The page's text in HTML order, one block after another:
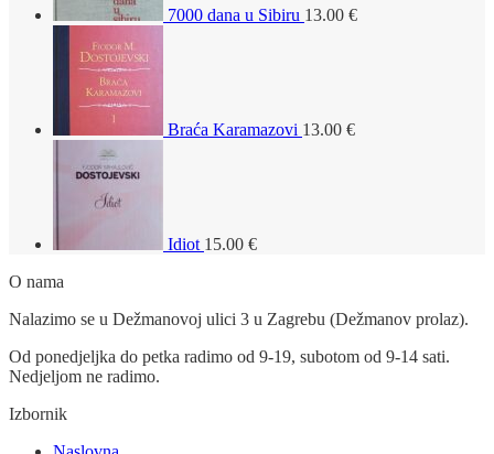
7000 dana u Sibiru 13.00 €
Braća Karamazovi 13.00 €
Idiot 15.00 €
O nama
Nalazimo se u Dežmanovoj ulici 3 u Zagrebu (Dežmanov prolaz).
Od ponedjeljka do petka radimo od 9-19, subotom od 9-14 sati.
Nedjeljom ne radimo.
Izbornik